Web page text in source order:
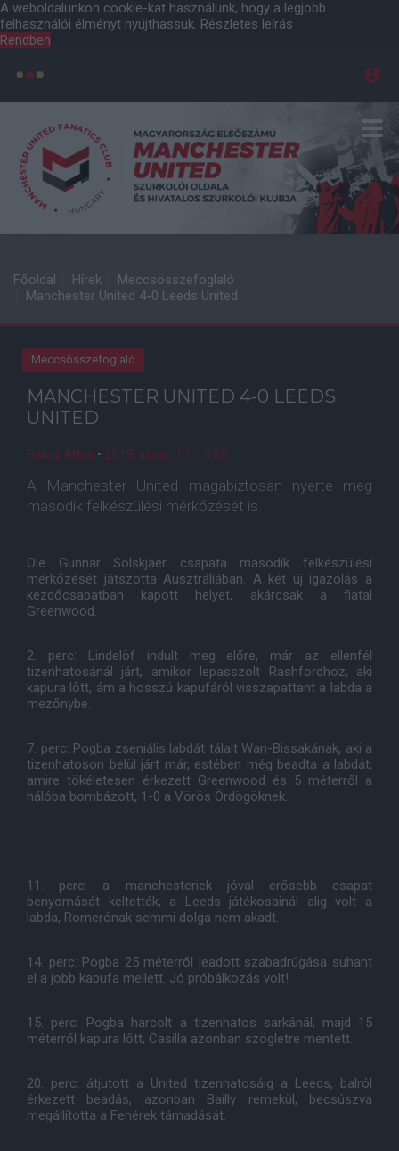
A weboldalunkon cookie-kat használunk, hogy a legjobb
felhasználói élményt nyújthassuk. Részletes leírás
Rendben
Főoldal Hírek
Meccsösszefoglaló
Manchester United 4-0 Leeds United
Meccsösszefoglaló
MANCHESTER UNITED 4-0 LEEDS
UNITED
Balog Attila • 2019. július. 17. 15:05
A Manchester United magabiztosan nyerte meg
második felkészülési mérkőzését is.
Ole Gunnar Solskjaer csapata második felkészülési
mérkőzését játszotta Ausztráliában. A két új igazolás a
kezdőcsapatban kapott helyet, akárcsak a fiatal
Greenwood.
2. perc: Lindelöf indult meg előre, már az ellenfél
tizenhatosánál járt, amikor lepasszolt Rashfordhoz, aki
kapura lőtt, ám a hosszú kapufáról visszapattant a labda a
mezőnybe.
7. perc: Pogba zseniális labdát tálalt Wan-Bissakának, aki a
tizenhatoson belül járt már, estében még beadta a labdát,
amire tökéletesen érkezett Greenwood és 5 méterről a
hálóba bombázott, 1-0 a Vörös Ördögöknek.
11. perc: a manchesteriek jóval erősebb csapat
benyomását keltették, a Leeds játékosainál alig volt a
labda, Romerónak semmi dolga nem akadt.
14. perc: Pogba 25 méterről leadott szabadrúgása suhant
el a jobb kapufa mellett. Jó próbálkozás volt!
15. perc: Pogba harcolt a tizenhatos sarkánál, majd 15
méterről kapura lőtt, Casilla azonban szögletre mentett.
20. perc: átjutott a United tizenhatosáig a Leeds, balról
érkezett beadás, azonban Bailly remekül, becsúszva
megállította a Fehérek támadását.